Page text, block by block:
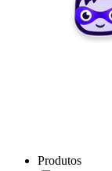
Produtos